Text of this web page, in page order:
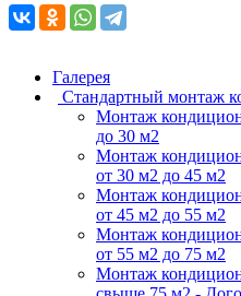
Галерея
Стандартный монтаж
Монтаж
до 30 м2
Монтаж
от 30 м2 до 45 м2
Монтаж
от 45 м2 до 55 м2
Монтаж
от 55 м2 до 75 м2
Монтаж